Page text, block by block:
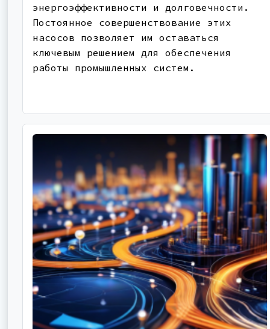
энергоэффективности и долговечности.
Постоянное совершенствование этих
насосов позволяет им оставаться
ключевым решением для обеспечения
работы промышленных систем.